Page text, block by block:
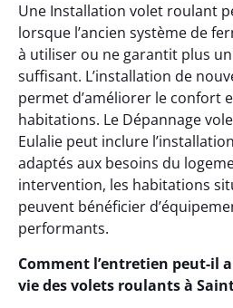
Une Installation volet roulant
lorsque l’ancien système de
à utiliser ou ne garantit plus
suffisant. L’installation de
permet d’améliorer le confort
habitations. Le Dépannage
Eulalie peut inclure
adaptés aux besoins du
intervention, les habitations
peuvent bénéficier
performants.
Comment l’entretien peut-il
vie des volets roulants à